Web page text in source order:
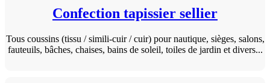
Confection tapissier sellier
Tous coussins (tissu / simili-cuir / cuir) pour nautique, sièges, salons,
fauteuils, bâches, chaises, bains de soleil, toiles de jardin et divers...